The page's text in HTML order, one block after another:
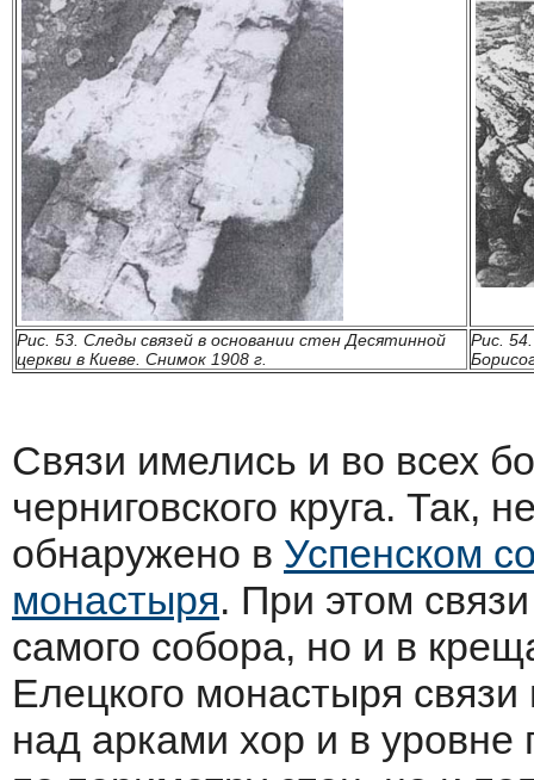
Рис. 53. Следы связей в основании стен Десятинной
церкви в Киеве. Снимок 1908 г.
Рис.
Связи имелись и во всех
черниговского круга. Так,
обнаружено в Успенском
монастыря. При этом
самого собора, но и в
Елецкого монастыря
над арками хор и в уровне